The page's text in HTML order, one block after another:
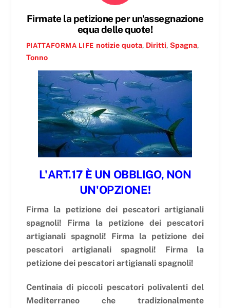
Firmate la petizione per un'assegnazione
equa delle quote!
PIATTAFORMA LIFE notizie quota, Diritti, Spagna,
Tonno
L'ART.17 È UN OBBLIGO, NON
UN'OPZIONE!
Firma la petizione dei pescatori artigianali
spagnoli! Firma la petizione dei pescatori
artigianali spagnoli! Firma la petizione dei
pescatori artigianali spagnoli! Firma la
petizione dei pescatori artigianali spagnoli!
Centinaia di piccoli pescatori polivalenti del
Mediterraneo che tradizionalmente